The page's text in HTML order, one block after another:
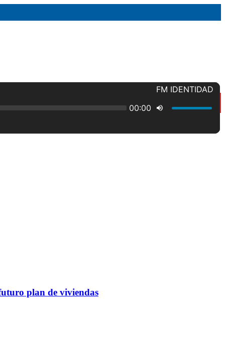
plan de viviendas